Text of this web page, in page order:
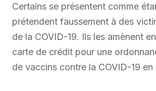
Certains se présentent comme
prétendent faussement à des
de la COVID-19. Ils les amènent
carte de crédit pour une
de vaccins contre la COVID-19